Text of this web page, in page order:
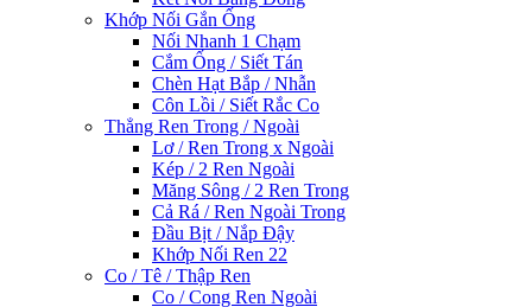
Khớp Nối Gắn Ống
Nối Nhanh 1 Chạm
Cắm Ống / Siết Tán
Chèn Hạt Bắp / Nhẫn
Côn Lồi / Siết Rắc Co
Thẳng Ren Trong / Ngoài
Lơ / Ren Trong x Ngoài
Kép / 2 Ren Ngoài
Măng Sông / 2 Ren Trong
Cả Rá / Ren Ngoài Trong
Đầu Bịt / Nắp Đậy
Khớp Nối Ren 22
Co / Tê / Thập Ren
Co / Cong Ren Ngoài